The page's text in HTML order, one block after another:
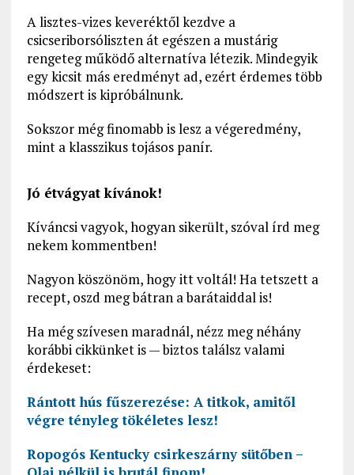
A lisztes-vizes keveréktől kezdve a
csicseriborsóliszten át egészen a mustárig
rengeteg működő alternatíva létezik. Mindegyik
egy kicsit más eredményt ad, ezért érdemes több
módszert is kipróbálnunk.
Sokszor még finomabb is lesz a végeredmény,
mint a klasszikus tojásos panír.
Jó étvágyat kívánok!
Kíváncsi vagyok, hogyan sikerült, szóval írd meg
nekem kommentben!
Nagyon köszönöm, hogy itt voltál! Ha tetszett a
recept, oszd meg bátran a barátaiddal is!
Ha még szívesen maradnál, nézz meg néhány
korábbi cikkünket is — biztos találsz valami
érdekeset:
Rántott hús fűszerezése: A titkok, amitől
végre tényleg tökéletes lesz!
Ropogós Kentucky csirkeszárny sütőben –